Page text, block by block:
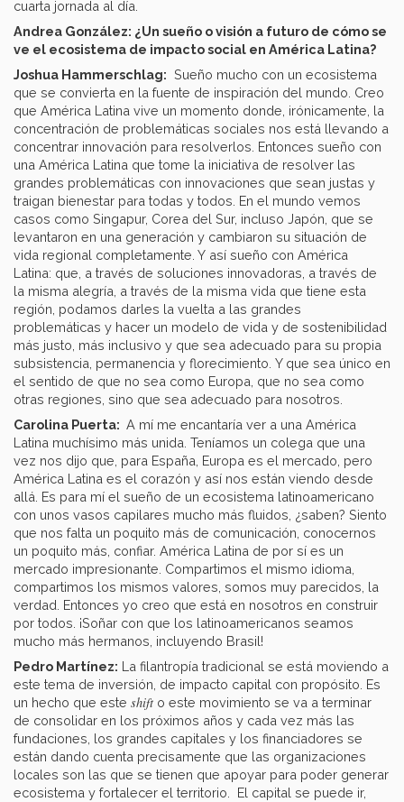
cuarta jornada al día.
Andrea González: ¿Un sueño o visión a futuro de cómo se
ve el ecosistema de impacto social en América Latina?
Joshua Hammerschlag: Sueño mucho con un ecosistema
que se convierta en la fuente de inspiración del mundo. Creo
que América Latina vive un momento donde, irónicamente, la
concentración de problemáticas sociales nos está llevando a
concentrar innovación para resolverlos. Entonces sueño con
una América Latina que tome la iniciativa de resolver las
grandes problemáticas con innovaciones que sean justas y
traigan bienestar para todas y todos. En el mundo vemos
casos como Singapur, Corea del Sur, incluso Japón, que se
levantaron en una generación y cambiaron su situación de
vida regional completamente. Y así sueño con América
Latina: que, a través de soluciones innovadoras, a través de
la misma alegría, a través de la misma vida que tiene esta
región, podamos darles la vuelta a las grandes
problemáticas y hacer un modelo de vida y de sostenibilidad
más justo, más inclusivo y que sea adecuado para su propia
subsistencia, permanencia y florecimiento. Y que sea único en
el sentido de que no sea como Europa, que no sea como
otras regiones, sino que sea adecuado para nosotros.
Carolina Puerta: A mí me encantaría ver a una América
Latina muchísimo más unida. Teníamos un colega que una
vez nos dijo que, para España, Europa es el mercado, pero
América Latina es el corazón y así nos están viendo desde
allá. Es para mí el sueño de un ecosistema latinoamericano
con unos vasos capilares mucho más fluidos, ¿saben? Siento
que nos falta un poquito más de comunicación, conocernos
un poquito más, confiar. América Latina de por sí es un
mercado impresionante. Compartimos el mismo idioma,
compartimos los mismos valores, somos muy parecidos, la
verdad. Entonces yo creo que está en nosotros en construir
por todos. ¡Soñar con que los latinoamericanos seamos
mucho más hermanos, incluyendo Brasil!
Pedro Martínez: La filantropía tradicional se está moviendo a
este tema de inversión, de impacto capital con propósito. Es
un hecho que este shift o este movimiento se va a terminar
de consolidar en los próximos años y cada vez más las
fundaciones, los grandes capitales y los financiadores se
están dando cuenta precisamente que las organizaciones
locales son las que se tienen que apoyar para poder generar
ecosistema y fortalecer el territorio. El capital se puede ir,